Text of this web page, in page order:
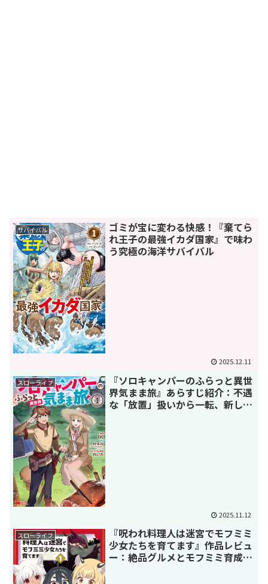
サバイバル
ゴミが宝に変わる快感！『棄てら
れ王子の最強イカダ国家』で味わ
う究極の海洋サバイバル
2025.12.11
スローライフ
『ソロキャンパーのふらっと異世
界気まま旅』あらすじ紹介：不遇
な「放置」扱いから一転、新しい
2025.11.12
スローライフ
『呪われ料理人は迷宮でモフミミ
少女たちを育てます』作品レビュ
ー：絶品グルメとモフミミ育成、